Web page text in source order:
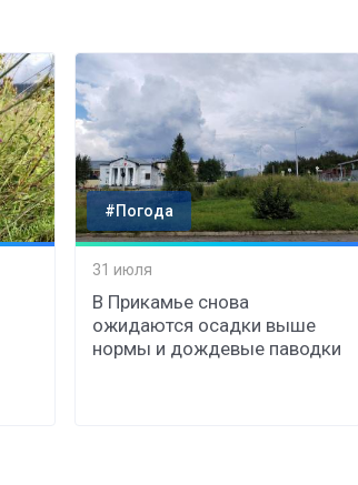
#Погода
31 июля
В Прикамье снова
ожидаются осадки выше
нормы и дождевые паводки